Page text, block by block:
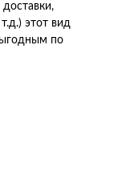
этот вид
по